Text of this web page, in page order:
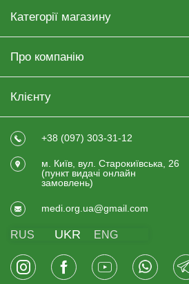
Категорії магазину
Про компанію
Клієнту
+38 (097) 303-31-12
м. Київ, вул. Старокиївська, 26
(пункт видачi онлайн
замовлень)
medi.org.ua@gmail.com
RUS UKR ENG